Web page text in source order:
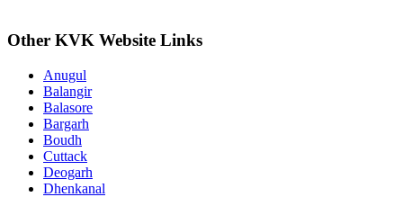
Other KVK Website Links
Anugul
Balangir
Balasore
Bargarh
Boudh
Cuttack
Deogarh
Dhenkanal